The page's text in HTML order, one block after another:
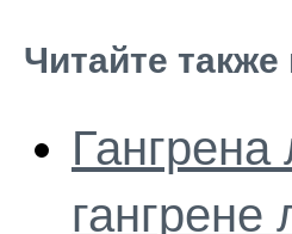
Читайте
гангрене